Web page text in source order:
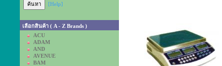
[Help]
เลือกสินค้า ( A - Z Brands )
ACU
ADAM
AND
AVENUE
BAM